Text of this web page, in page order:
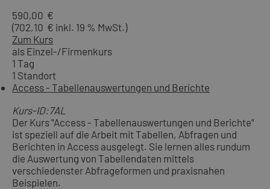
590,00 €
(702,10 € inkl. 19 % MwSt.)
Zum Kurs
als Einzel-/Firmenkurs
1 Tag
1 Standort
Access - Tabellenauswertungen und Berichte
Kurs-ID:7AL
Der Kurs "Access - Tabellenauswertungen und Berichte"
ist speziell auf die Arbeit mit Tabellen, Abfragen und
Berichten in Access ausgelegt. Sie lernen alles rundum
die Auswertung von Tabellendaten mittels
verschiedenster Abfrageformen und praxisnahen
Beispielen.